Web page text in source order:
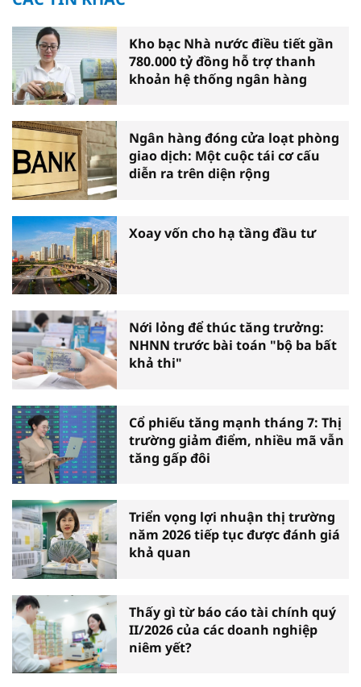
Kho bạc Nhà nước điều tiết gần
780.000 tỷ đồng hỗ trợ thanh
khoản hệ thống ngân hàng
Ngân hàng đóng cửa loạt phòng
giao dịch: Một cuộc tái cơ cấu
diễn ra trên diện rộng
Xoay vốn cho hạ tầng đầu tư
Nới lỏng để thúc tăng trưởng:
NHNN trước bài toán "bộ ba bất
khả thi"
Cổ phiếu tăng mạnh tháng 7: Thị
trường giảm điểm, nhiều mã vẫn
tăng gấp đôi
Triển vọng lợi nhuận thị trường
năm 2026 tiếp tục được đánh giá
khả quan
Thấy gì từ báo cáo tài chính quý
II/2026 của các doanh nghiệp
niêm yết?